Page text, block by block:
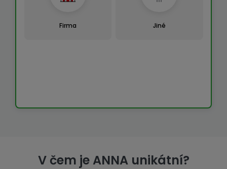
Firma Jiné
V čem je ANNA unikátní?